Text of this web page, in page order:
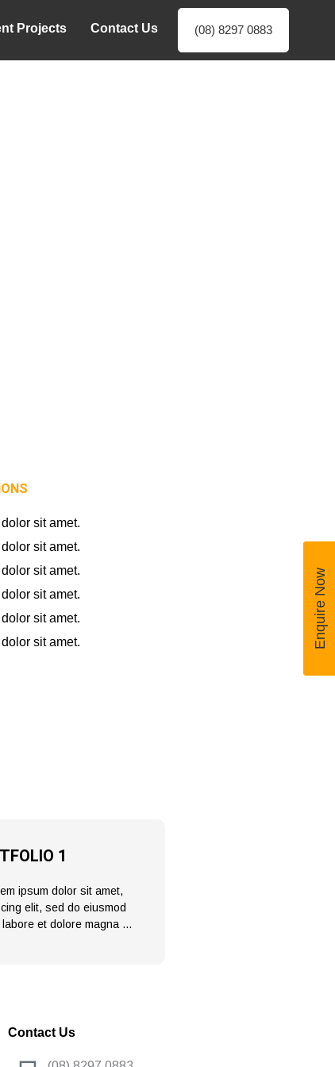
Projects Contact Us (08) 8297 0883
sit amet.
sit amet.
sit amet.
sit amet.
sit amet.
sit amet.
1
ipsum dolor sit amet,
elit, sed do eiusmod
et dolore magna …
Contact Us
Enquire Now